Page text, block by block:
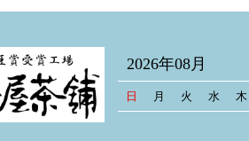
2026年08月
日 月 火 水 木